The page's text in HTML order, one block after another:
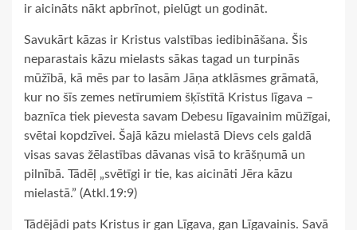
ir aicināts nākt apbrīnot, pielūgt un godināt.
Savukārt kāzas ir Kristus valstības iedibināšana. Šis
neparastais kāzu mielasts sākas tagad un turpinās
mūžībā, kā mēs par to lasām Jāņa atklāsmes grāmatā,
kur no šīs zemes netīrumiem šķīstītā Kristus līgava –
baznīca tiek pievesta savam Debesu līgavainim mūžīgai,
svētai kopdzīvei. Šajā kāzu mielastā Dievs cels galdā
visas savas žēlastības dāvanas visā to krāšņumā un
pilnībā. Tādēļ „svētīgi ir tie, kas aicināti Jēra kāzu
mielastā.” (Atkl.19:9)
Tādējādi pats Kristus ir gan Līgava, gan Līgavainis. Savā